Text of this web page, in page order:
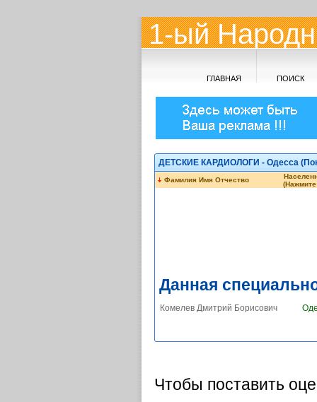
1-ый
ГЛАВНАЯ ПОИСК
ДЕТСКИЕ КАРДИОЛОГИ - Одесса (
Фамилия Имя Отчество
(Нажмите
Данная
Комелев Дмитрий Борисович
Чтобы поставить